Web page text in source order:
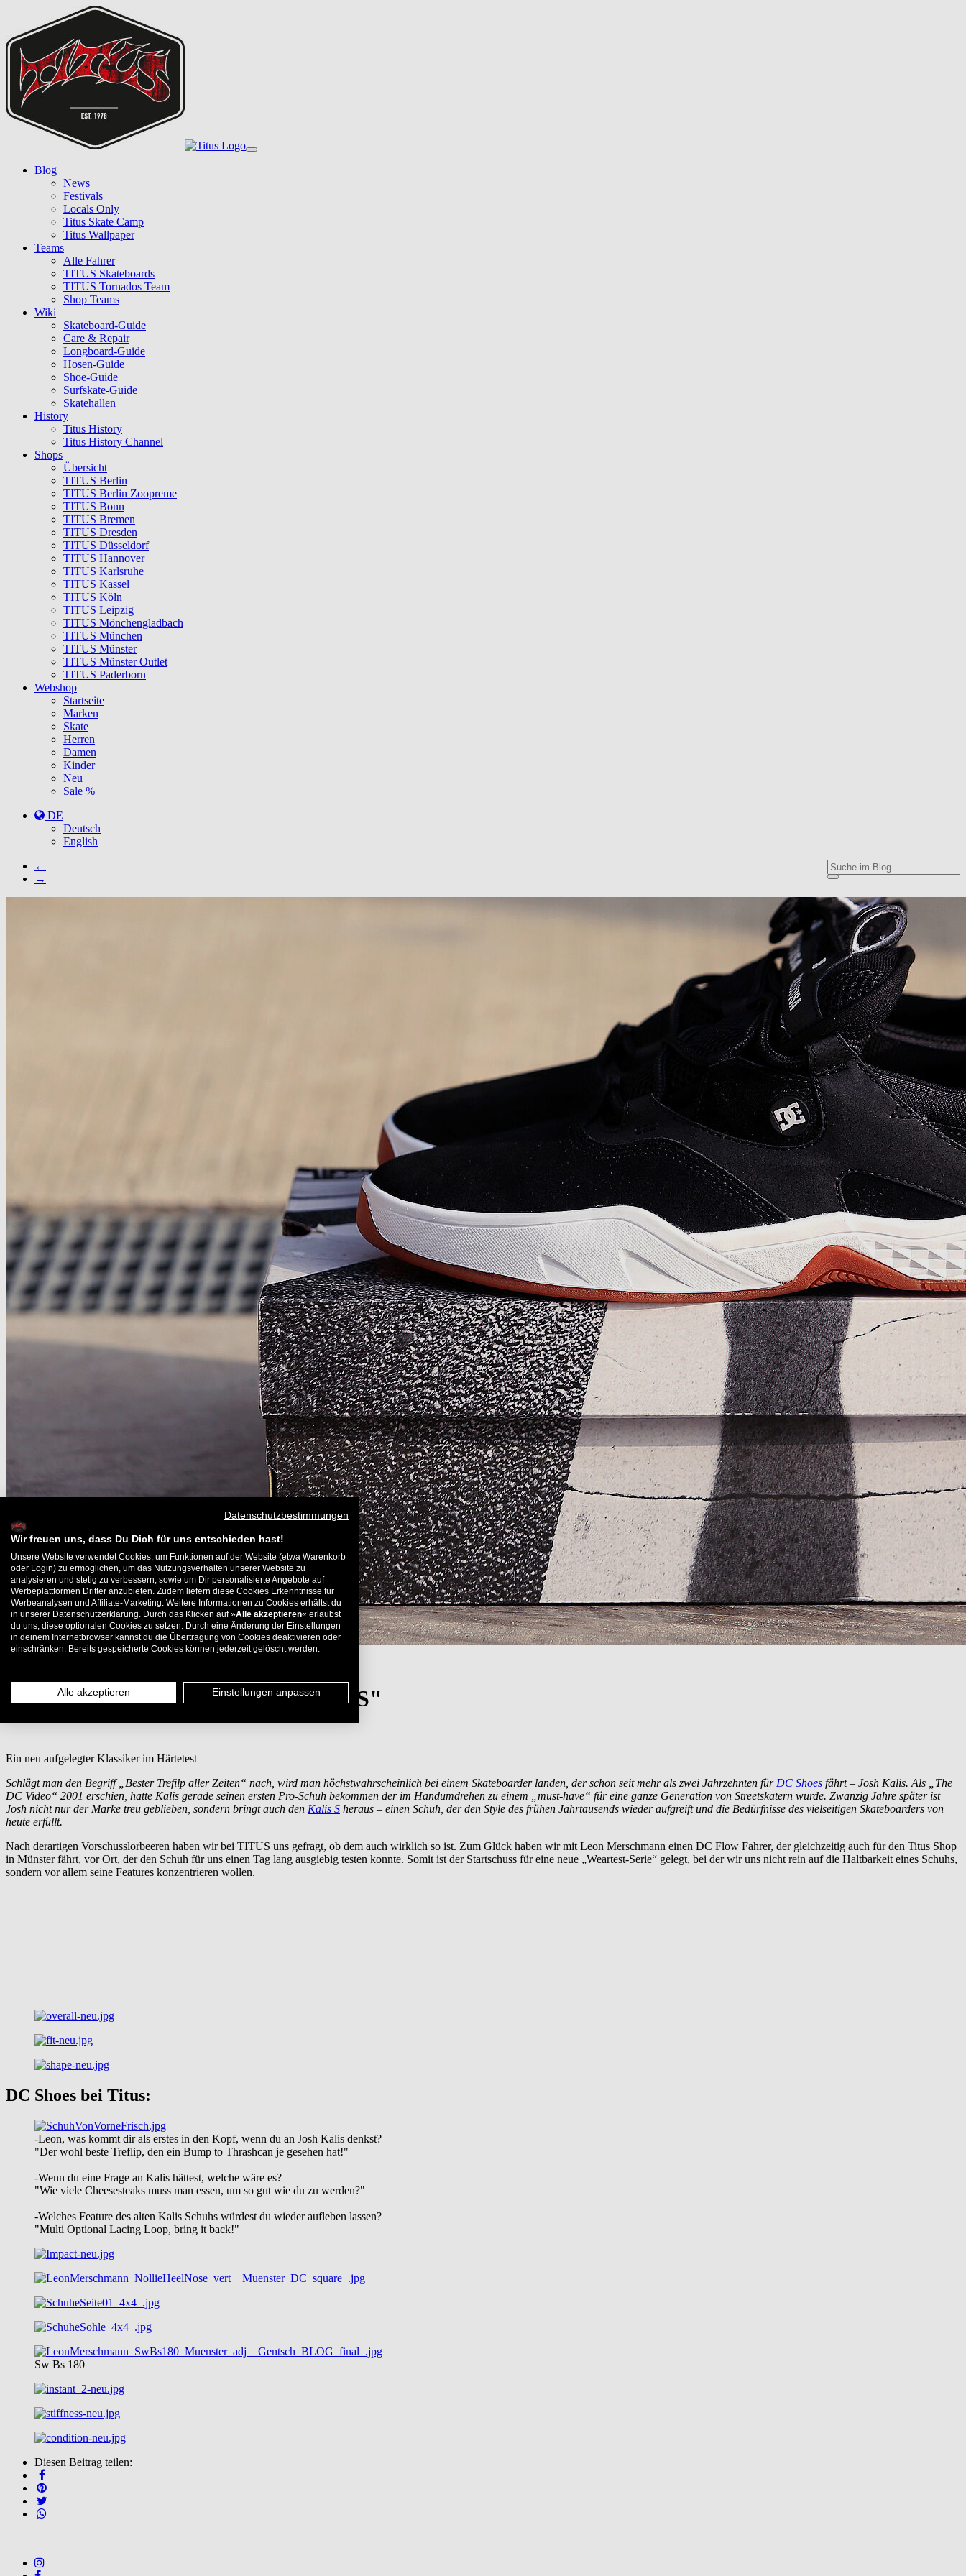
main
content
Toggle
Blog
News
Festivals
Locals Only
Titus Skate Camp
Titus Wallpaper
Teams
Alle Fahrer
TITUS Skateboards
TITUS Tornados Team
Shop Teams
Wiki
Skateboard-Guide
Care & Repair
Longboard-Guide
Hosen-Guide
Shoe-Guide
Surfskate-Guide
Skatehallen
History
Titus History
Titus History Channel
Shops
Übersicht
TITUS Berlin
TITUS Berlin Zoopreme
TITUS Bonn
TITUS Bremen
TITUS Dresden
TITUS Düsseldorf
TITUS Hannover
TITUS Karlsruhe
TITUS Kassel
TITUS Köln
TITUS Leipzig
TITUS Mönchengladbach
TITUS München
TITUS Münster
TITUS Münster Outlet
TITUS Paderborn
Webshop
Startseite
Marken
Skate
Herren
Damen
Kinder
Neu
Sale %
DE
Deutsch
English
←
→
TITUS Weartest - DC Shoes "Kalis S"
Ein neu aufgelegter Klassiker im Härtetest
Schlägt man den Begriff „Bester Trefilp aller Zeiten“ nach, wird man höchstwahrscheinlich bei einem Skateboarder landen, der schon seit mehr als zwei Jahrzehnten für DC Shoes fährt – Josh Kalis. Als „The
DC Video“ 2001 erschien, hatte Kalis gerade seinen ersten Pro-Schuh bekommen der im Handumdrehen zu einem „must-have“ für eine ganze Generation von Streetskatern wurde. Zwanzig Jahre später ist
Josh nicht nur der Marke treu geblieben, sondern bringt auch den Kalis S heraus – einen Schuh, der den Style des frühen Jahrtausends wieder aufgreift und die Bedürfnisse des vielseitigen Skateboarders von
heute erfüllt.
Nach derartigen Vorschusslorbeeren haben wir bei TITUS uns gefragt, ob dem auch wirklich so ist. Zum Glück haben wir mit Leon Merschmann einen DC Flow Fahrer, der gleichzeitig auch für den Titus Shop
in Münster fährt, vor Ort, der den Schuh für uns einen Tag lang ausgiebig testen konnte. Somit ist der Startschuss für eine neue „Weartest-Serie“ gelegt, bei der wir uns nicht rein auf die Haltbarkeit eines Schuhs,
sondern vor allem seine Features konzentrieren wollen.
DC Shoes bei Titus:
-Leon, was kommt dir als erstes in den Kopf, wenn du an Josh Kalis denkst?
"Der wohl beste Treflip, den ein Bump to Thrashcan je gesehen hat!"
-Wenn du eine Frage an Kalis hättest, welche wäre es?
"Wie viele Cheesesteaks muss man essen, um so gut wie du zu werden?"
-Welches Feature des alten Kalis Schuhs würdest du wieder aufleben lassen?
"Multi Optional Lacing Loop, bring it back!"
Sw Bs 180
Diesen Beitrag teilen:
Datenschutzbestimmungen
Wir freuen uns, dass Du Dich für uns entschieden hast!
Unsere Website verwendet Cookies, um Funktionen auf der Website (etwa Warenkorb
oder Login) zu ermöglichen, um das Nutzungsverhalten unserer Website zu
analysieren und stetig zu verbessern, sowie um Dir personalisierte Angebote auf
Werbeplattformen Dritter anzubieten. Zudem liefern diese Cookies Erkenntnisse für
Werbeanalysen und Affiliate-Marketing. Weitere Informationen zu Cookies erhältst du
in unserer Datenschutzerklärung. Durch das Klicken auf »Alle akzeptieren« erlaubst
du uns, diese optionalen Cookies zu setzen. Durch eine Änderung der Einstellungen
in deinem Internetbrowser kannst du die Übertragung von Cookies deaktivieren oder
einschränken. Bereits gespeicherte Cookies können jederzeit gelöscht werden.
Alle akzeptieren Einstellungen anpassen